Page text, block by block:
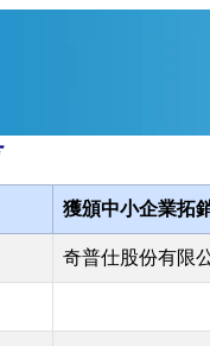
獲頒中小企業拓
奇普仕股份有限